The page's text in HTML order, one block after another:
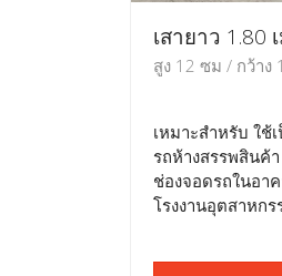
เสายาว 1.80
สูง 12 ซม / กว้าง
เหมาะสำหรับ ใช้
รถห้างสรรพสินค้
ช่องจอดรถในอา
โรงงานอุตสาหก